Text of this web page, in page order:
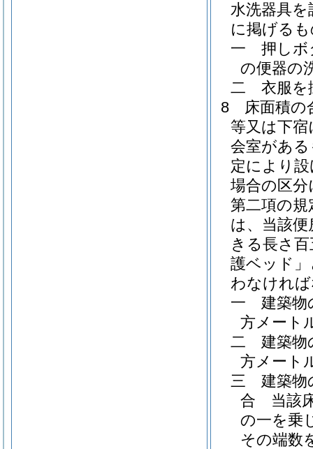
水洗器具
に掲げる
一
押しボ
の便器の
二
衣服を
8
床面積の
等又は下
会室があ
定により
場合の区分
第二項の
は、当該便
きる長さ
護ベッド
わなけれ
一
建築物
方メート
二
建築物
方メート
三
建築物
合 当該
の一を乗
その端数